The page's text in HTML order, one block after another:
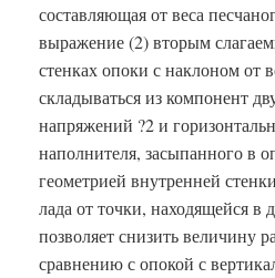
составляющая от веса
выражение (2) вторым
стенках опоки с наклоном от
складываться из компонент
напряжений ?2 и
наполнителя, засыпанного в
геометрией внутренней
лада от точки, находящейся в
позволяет снизить величину
сравнению с опокой с